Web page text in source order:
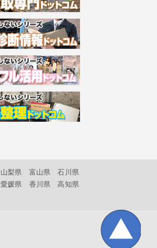
山梨県 富山県
石川県
愛媛県 香川県
高知県